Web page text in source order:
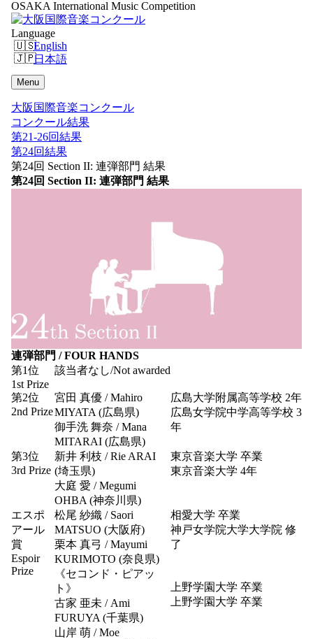
OSAKA International Music Competition
Language
English
日本語
Menu
大阪国際音楽コンクール
コンクール結果
第21-26回結果
第24回結果
第24回 Section II: 連弾部門 結果
第24回 Section II: 連弾部門 結果
連弾部門 / FOUR HANDS
第1位
1st Prize
該当者なし/Not awarded
第2位
2nd Prize
宮田 真優 / Mahiro
MIYATA (広島県)
御手洗 舞奈 / Mana
MITARAI (広島県)
広島大学附属高等学校 2年
広島女学院中学高等学校 3
年
第3位
3rd Prize
新井 利枝 / Rie ARAI
(埼玉県)
大庭 愛 / Megumi
OHBA (神奈川県)
東京音楽大学 卒業
東京音楽大学 4年
エスポ
アール
賞
Espoir
Prize
松尾 紗織 / Saori
MATSUO (大阪府)
栗本 真弓 / Mayumi
KURIMOTO (奈良県)
相愛大学 卒業
神戸女学院大学大学院 修
了
《セコンド・ピアッ
ト》
古家 亜未 / Ami
FURUYA (千葉県)
山岸 萌 / Moe
上野学園大学 卒業
上野学園大学 卒業